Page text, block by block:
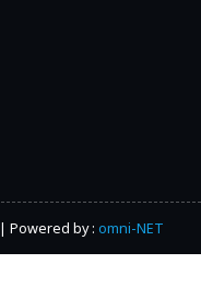
Powered by : omni-NET